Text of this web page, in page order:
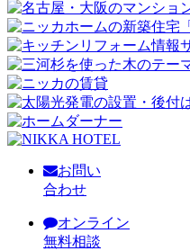
お問い
合わせ
オンライン
無料相談